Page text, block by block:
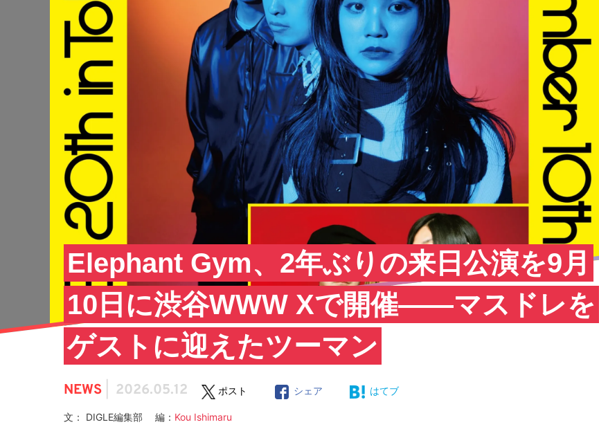
Elephant Gym、2年ぶりの来日公演を9月
10日に渋谷WWW Xで開催——マスドレを
ゲストに迎えたツーマン
NEWS 2026.05.12 ポスト シェア はてブ
文： DIGLE編集部 編： Kou Ishimaru